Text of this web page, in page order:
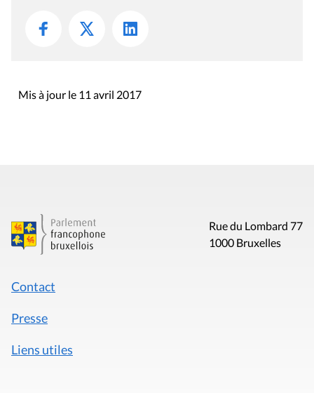
Mis à jour le 11 avril 2017
Rue du Lombard 77
1000 Bruxelles
Contact
Presse
Liens utiles